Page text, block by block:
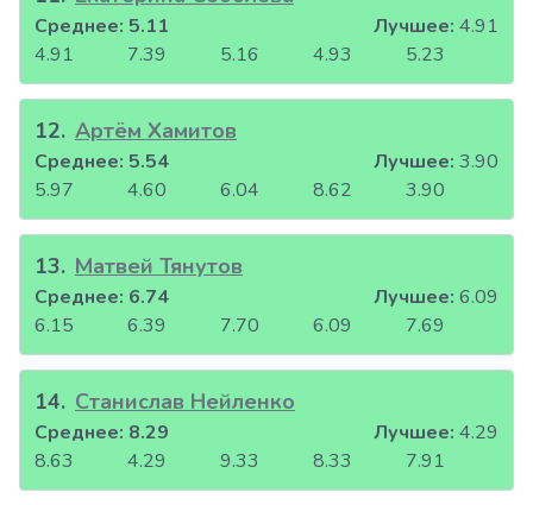
4.91 7.39 5.16 4.93 5.23
Среднее: 5.11 Лучшее: 4.91
12. Артём Хамитов
5.97 4.60 6.04 8.62 3.90
Среднее: 5.54 Лучшее: 3.90
13. Матвей Тянутов
6.15 6.39 7.70 6.09 7.69
Среднее: 6.74 Лучшее: 6.09
14. Станислав Нейленко
8.63 4.29 9.33 8.33 7.91
Среднее: 8.29 Лучшее: 4.29